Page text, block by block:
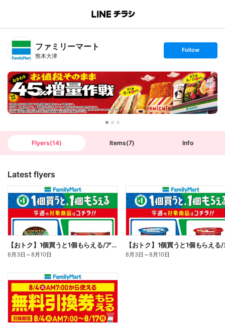
B
n
T
ファミリーマート
熊本大津
s
t
o
l
l
o
w
Follow
Flyers(14) Items(7) Info
Latest flyers
【おトク】1個買うと1個もらえる/アイス
8月3日 ～8月10日 8月3日 ～8月10日